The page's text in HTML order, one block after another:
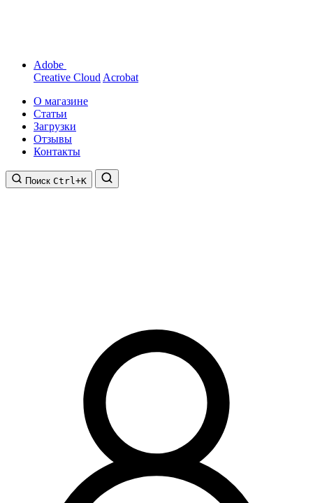
Adobe
Creative Cloud Acrobat
О магазине
Статьи
Загрузки
Отзывы
Контакты
Поиск Ctrl+K